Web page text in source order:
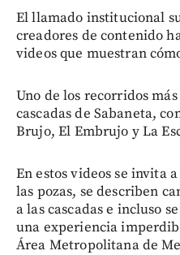
El llamado institucional
creadores de contenido
videos que muestran
Uno de los recorridos
cascadas de Sabaneta,
Brujo, El Embrujo y La
En estos videos se invita
las pozas, se describen
a las cascadas e incluso
una experiencia
Área Metropolitana de